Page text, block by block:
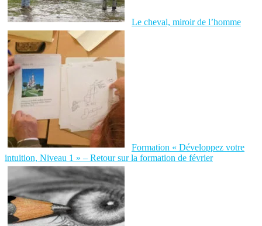
Le cheval, miroir de l’homme
Formation « Développez votre
intuition, Niveau 1 » – Retour sur la formation de février